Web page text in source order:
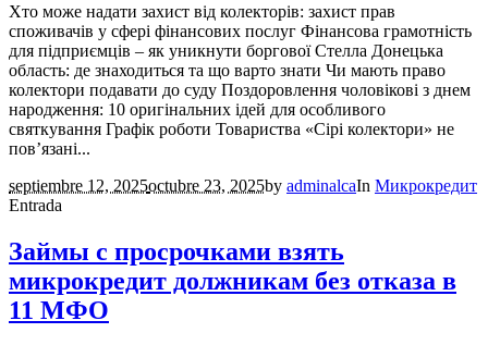
Хто може надати захист від колекторів: захист прав
споживачів у сфері фінансових послуг Фінансова грамотність
для підприємців – як уникнути боргової Стелла Донецька
область: де знаходиться та що варто знати Чи мають право
колектори подавати до суду Поздоровлення чоловікові з днем
народження: 10 оригінальних ідей для особливого
святкування Графік роботи Товариства «Сірі колектори» не
пов’язані...
septiembre 12, 2025octubre 23, 2025by adminalcaIn Микрокредит
Entrada
Займы с просрочками взять
микрокредит должникам без отказа в
11 МФО